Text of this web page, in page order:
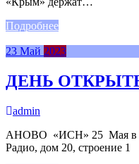
Подробнее
23 Май 2023
ДЕНЬ
admin
АНОВО «ИСН» 25 Мая в
Радио, дом 20,